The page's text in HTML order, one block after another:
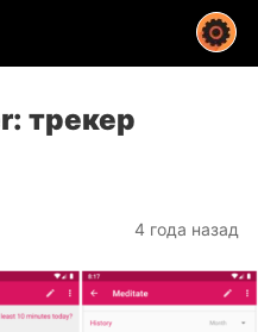
трекер
4 года назад